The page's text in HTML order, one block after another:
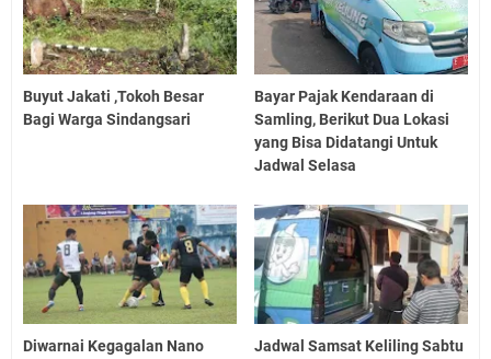
Buyut Jakati ,Tokoh Besar
Bagi Warga Sindangsari
Bayar Pajak Kendaraan di
Samling, Berikut Dua Lokasi
yang Bisa Didatangi Untuk
Jadwal Selasa
Diwarnai Kegagalan Nano
Jadwal Samsat Keliling Sabtu